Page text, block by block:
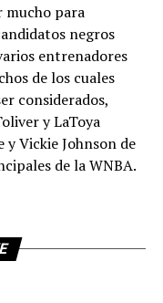
mucho para
negros
entrenadores
de los cuales
considerados,
y LaToya
y Vickie Johnson de
de la WNBA.